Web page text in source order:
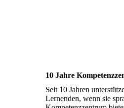
10 Jahre
Seit 10 Jahren
Lernenden, wenn sie